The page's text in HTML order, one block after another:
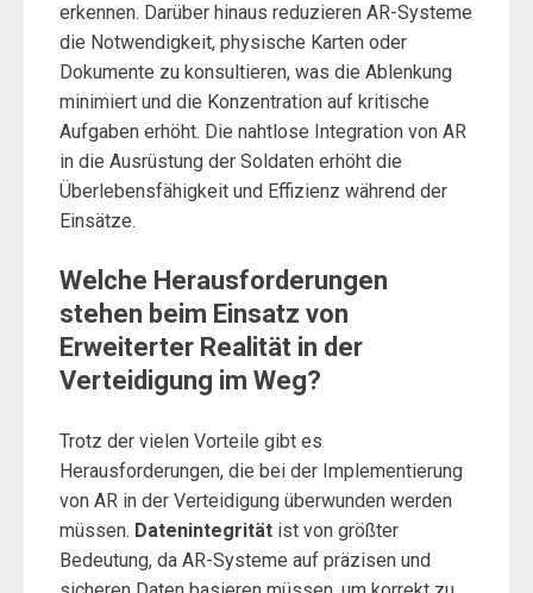
erkennen. Darüber hinaus reduzieren AR-Systeme
die Notwendigkeit, physische Karten oder
Dokumente zu konsultieren, was die Ablenkung
minimiert und die Konzentration auf kritische
Aufgaben erhöht. Die nahtlose Integration von AR
in die Ausrüstung der Soldaten erhöht die
Überlebensfähigkeit und Effizienz während der
Einsätze.
Welche Herausforderungen
stehen beim Einsatz von
Erweiterter Realität in der
Verteidigung im Weg?
Trotz der vielen Vorteile gibt es
Herausforderungen, die bei der Implementierung
von AR in der Verteidigung überwunden werden
müssen. Datenintegrität ist von größter
Bedeutung, da AR-Systeme auf präzisen und